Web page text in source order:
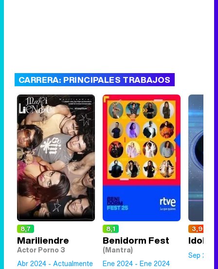
CARRERA: PRINCIPALES TRABAJOS
8,7
Mariliendre
Actor Porno 3
Abr 2024 - Actualmente
8,1
Benidorm Fest
(Mantra)
Ene 2024 - Ene 2024
3,9
Idol
Sep